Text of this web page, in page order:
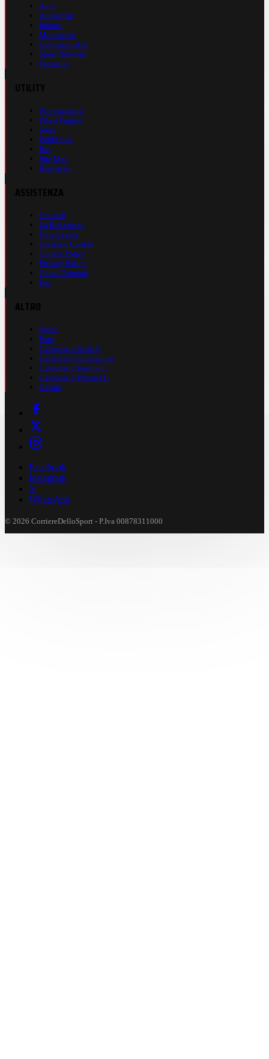
Auto
Autosprint
Inmoto
Motosprint
Guerinsportivo
Sport Network
Fantacup
Abbonamenti
Prima Pagina
Store
Pubblicità
Rss
Site Map
Registrati
Contatti
La Redazione
Nota Legale
Gestione Cookie
Cookie Policy
Privacy Policy
Cond. Generali
Faq
Video
Foto
Calendario Serie A
Calendario Champions
Calendario Europa L.
Calendario Premier L.
Casinò
Facebook
Instagram
X
WhatsApp
© 2026 CorriereDelloSport - P.Iva 00878311000